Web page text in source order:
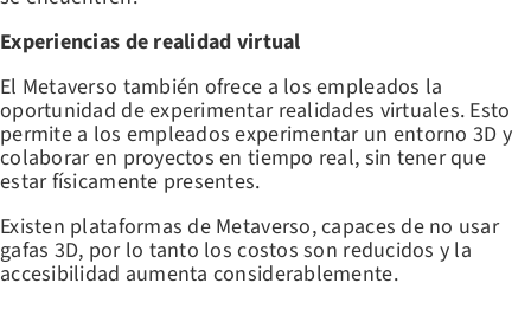
Experiencias de realidad virtual
El Metaverso también ofrece a los empleados la
oportunidad de experimentar realidades virtuales. Esto
permite a los empleados experimentar un entorno 3D y
colaborar en proyectos en tiempo real, sin tener que
estar físicamente presentes.
Existen plataformas de Metaverso, capaces de no usar
gafas 3D, por lo tanto los costos son reducidos y la
accesibilidad aumenta considerablemente.